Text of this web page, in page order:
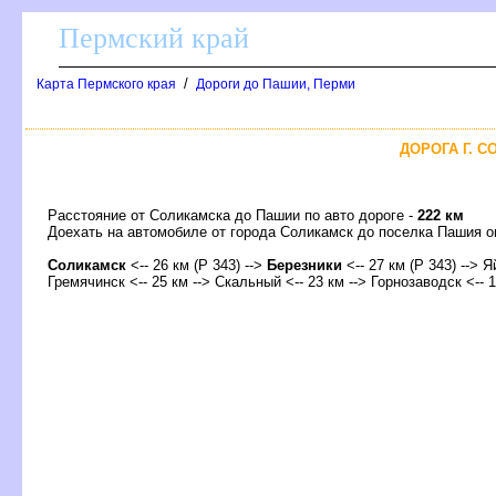
Пермский край
Карта Пермского края / Дороги до Пашии, Перми
ДОРОГА Г.
Расстояние от Соликамска до Пашии по авто дороге - 222 км
Доехать на автомобиле от города Соликамск до поселка Пашия
Соликамск <-- 26 км (Р 343) -->Березники <-- 27 км (Р 343) -->
Гремячинск <-- 25 км --> Скальный <-- 23 км --> Горнозаводск <--